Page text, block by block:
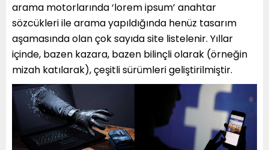
arama motorlarında ‘lorem ipsum’ anahtar
sözcükleri ile arama yapıldığında henüz tasarım
aşamasında olan çok sayıda site listelenir. Yıllar
içinde, bazen kazara, bazen bilinçli olarak (örneğin
mizah katılarak), çeşitli sürümleri geliştirilmiştir.